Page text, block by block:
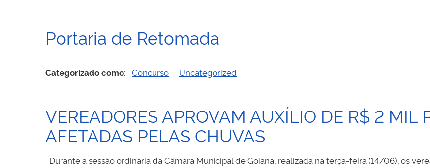
Portaria de Retomada
Categorizado como: Concurso Uncategorized
VEREADORES APROVAM AUXÍLIO DE R$ 2 MIL
AFETADAS PELAS CHUVAS
Durante a sessão ordinária da Câmara Municipal de Goiana, realizada na terça-feira (14/06), os